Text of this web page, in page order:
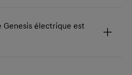
électrique est